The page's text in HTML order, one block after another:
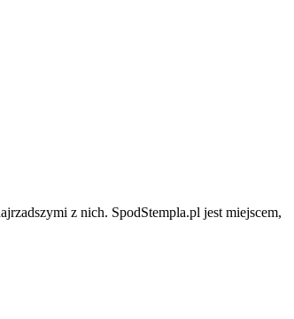
z nich. SpodStempla.pl jest miejscem,